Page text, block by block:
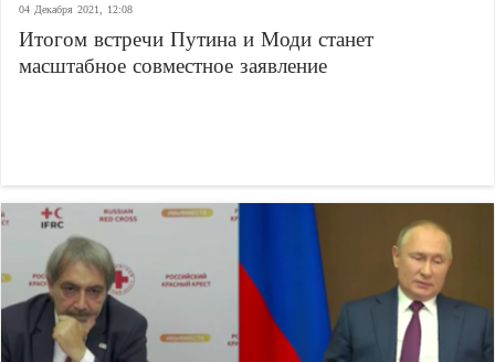
04 Декабря 2021, 12:08
Итогом встречи Путина и Моди станет
масштабное совместное заявление